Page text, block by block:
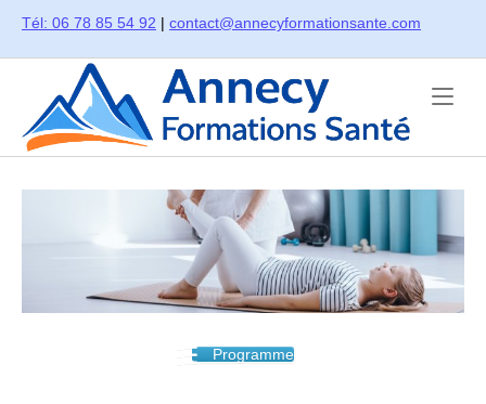
content
Tél: 06 78 85 54 92 | contact@annecyformationsante.com
Programme